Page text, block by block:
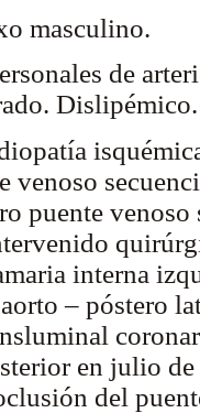
masculino.
de
venoso
puente
interna
– póstero
en julio
del